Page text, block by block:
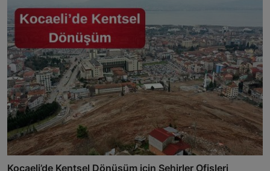
Kocaeli’de Kentsel Dönüşüm için Şehirler Ofisleri